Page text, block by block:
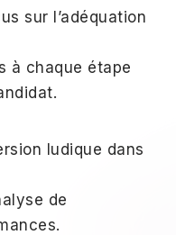
sur l’adéquation
à chaque étape
ludique dans
de